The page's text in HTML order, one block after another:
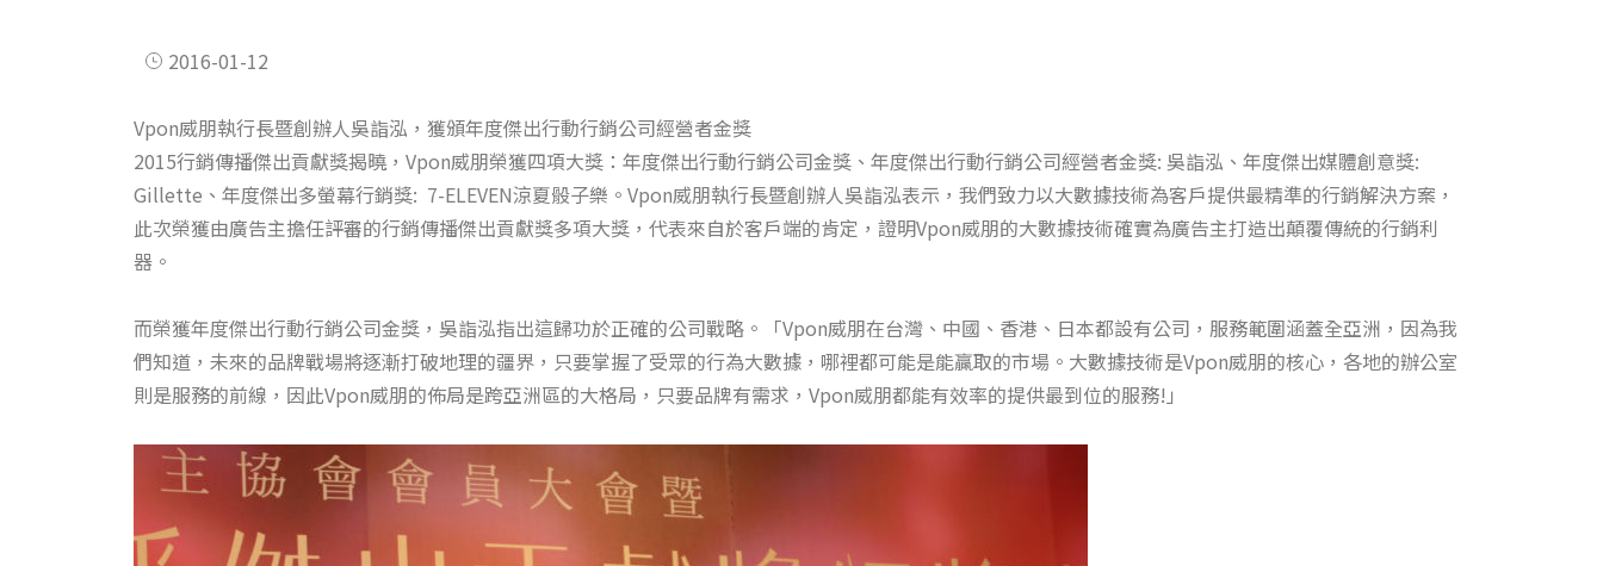
2016-01-12
Vpon威朋執行長暨創辦人吳詣泓，獲頒年度傑出行動行銷公司經營者金獎
2015行銷傳播傑出貢獻獎揭曉，Vpon威朋榮獲四項大獎：年度傑出行動行銷公司金獎、年度傑出行動行銷公司經營者金獎: 吳詣泓、年度傑出媒體創意獎:
Gillette、年度傑出多螢幕行銷獎: 7-ELEVEN涼夏骰子樂。Vpon威朋執行長暨創辦人吳詣泓表示，我們致力以大數據技術為客戶提供最精準的行銷解決方案，
此次榮獲由廣告主擔任評審的行銷傳播傑出貢獻獎多項大獎，代表來自於客戶端的肯定，證明Vpon威朋的大數據技術確實為廣告主打造出顛覆傳統的行銷利
器。
而榮獲年度傑出行動行銷公司金獎，吳詣泓指出這歸功於正確的公司戰略。「Vpon威朋在台灣、中國、香港、日本都設有公司，服務範圍涵蓋全亞洲，因為我
們知道，未來的品牌戰場將逐漸打破地理的疆界，只要掌握了受眾的行為大數據，哪裡都可能是能贏取的市場。大數據技術是Vpon威朋的核心，各地的辦公室
則是服務的前線，因此Vpon威朋的佈局是跨亞洲區的大格局，只要品牌有需求，Vpon威朋都能有效率的提供最到位的服務!」